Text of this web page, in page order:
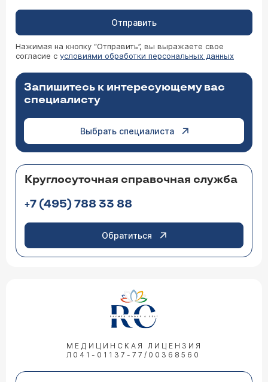
Отправить
Нажимая на кнопку “Отправить”, вы выражаете свое
согласие с условиями обработки персональных данных
Запишитесь к интересующему вас
специалисту
Выбрать специалиста
Круглосуточная справочная служба
+7 (495) 788 33 88
Обратиться
МЕДИЦИНСКАЯ ЛИЦЕНЗИЯ
Л041-01137-77/00368560